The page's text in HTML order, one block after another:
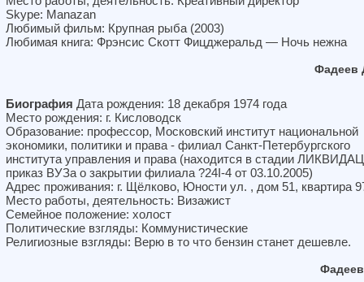
Skype: Manazan
Любимый фильм: Крупная рыба (2003)
Любимая книга: Фрэнсис Скотт Фицджеральд — Ночь нежна
Фадеев
Биография Дата рождения: 18 декабря 1974 года
Место рождения: г. Кисловодск
Образование: профессор, Московский институт национальной
экономики, политики и права - филиал Санкт-Петербургского
института управления и права (находится в стадии
приказ ВУЗа о закрытии филиала ?24I-4 от 03.10.2005)
Адрес проживания: г. Щёлково, Юности ул. , дом 51, квартира
Место работы, деятельность: Визажист
Семейное положение: холост
Политические взгляды: Коммунистические
Религиозные взгляды: Верю в то что бензин станет дешевле.